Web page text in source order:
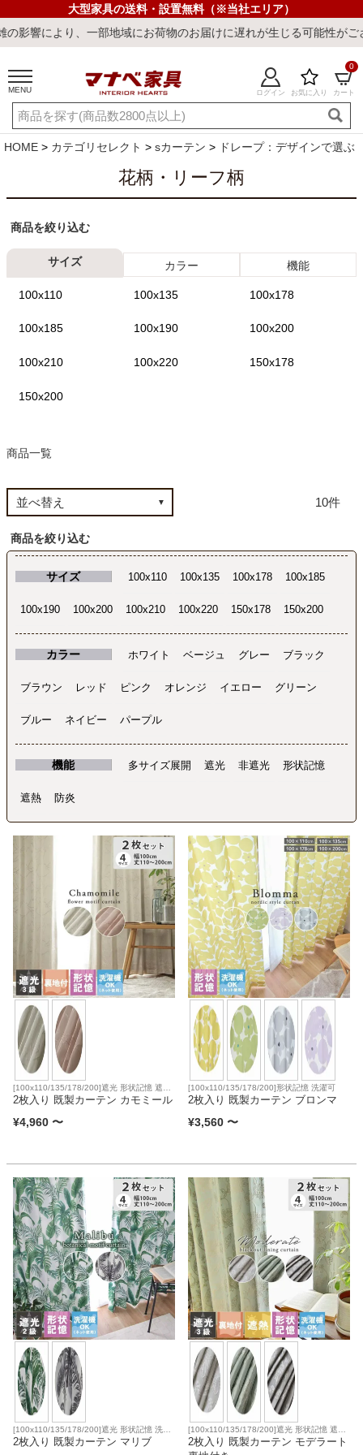
大型家具の送料・設置無料（※当社エリア）
り、一部地域にお荷物のお届けに遅れが生じる可能性がございま
MENU ログイン お気に入り カート
0
ご利用ガイド 新規会員登録
店舗一覧 閲覧履歴
キーワード・商品番号で探す
ダイニングテーブル・セット
食器棚・キッチン収納
ホームオフィス
こたつ
寝具
ファブリック
ラグ
マット
収納用品
生活用品
キッチン用品
HOME カテゴリセレクト sカーテン ドレープ：デザインで選ぶ
花柄・リーフ柄
商品を絞り込む
サイズ カラー 機能
100x110 100x135 100x178
100x185 100x190 100x200
100x210 100x220 150x178
150x200
商品一覧
10
商品を絞り込む
サイズ 100x110 100x135 100x178 100x185
100x190 100x200 100x210 100x220 150x178 150x200
カラー ホワイト ベージュ グレー ブラック
ブラウン レッド ピンク オレンジ イエロー グリーン
ブルー ネイビー パープル
機能 多サイズ展開 遮光 非遮光 形状記憶
遮熱 防炎
[100x110/135/178/200]遮光 形状記憶 遮熱
洗濯可
2枚入り 既製カーテン カモミール
¥4,960 〜
[100x110/135/178/200]形状記憶 洗濯可
2枚入り 既製カーテン ブロンマ
¥3,560 〜
[100x110/135/178/200]遮光 形状記憶 洗濯
可
2枚入り 既製カーテン マリブ
[100x110/135/178/200]遮光 形状記憶 遮熱
洗濯可
2枚入り 既製カーテン モデラート